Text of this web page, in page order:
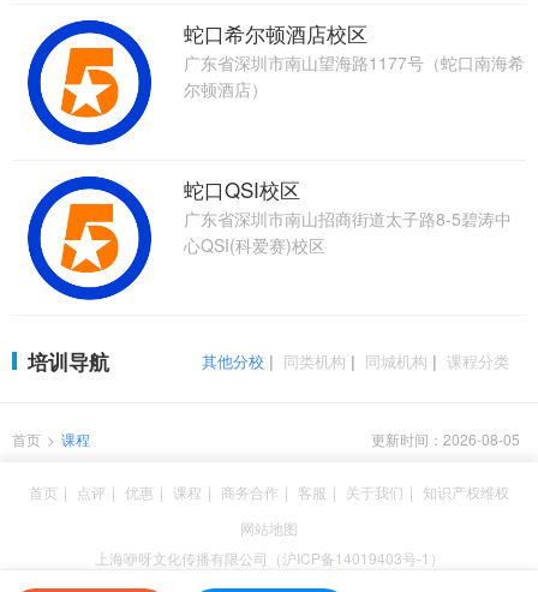
蛇口希尔顿酒店校区
广东省深圳市南山望海路1177号（蛇口南海希
尔顿酒店）
蛇口QSI校区
广东省深圳市南山招商街道太子路8-5碧涛中
心QSI(科爱赛)校区
其他分校 | 同类机构 | 同城机构 | 课程分类
培训导航
首页 > 课程 更新时间：2026-08-05
首页 | 点评 | 优惠 | 课程 | 商务合作 | 客服 | 关于我们 | 知识产权维权
网站地图
上海咿呀文化传播有限公司（沪ICP备14019403号-1）